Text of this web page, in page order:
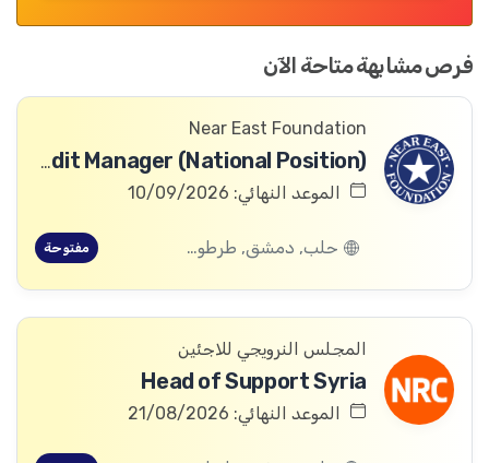
فرص مشابهة متاحة الآن
Near East Foundation
Enterprise Finance & Credit Manager (National Position)
الموعد النهائي: 10/09/2026
حلب, دمشق, طرطوس, ريف دمشق, ديرالزور, درعا, السويداء, إدلب, القنيطرة, اللاذقية, الرقة, حمص, الحسكة, حماة مفتوحة
المجلس النرويجي للاجئين
Head of Support Syria
الموعد النهائي: 21/08/2026